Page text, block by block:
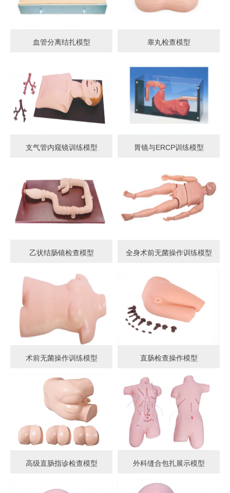
血管分离结扎模型 睾丸检查模型
支气管内窥镜训练模型 胃镜与ERCP训练模型
乙状结肠镜检查模型 全身术前无菌操作训练模型
术前无菌操作训练模型 直肠检查操作模型
高级直肠指诊检查模型 外科缝合包扎展示模型